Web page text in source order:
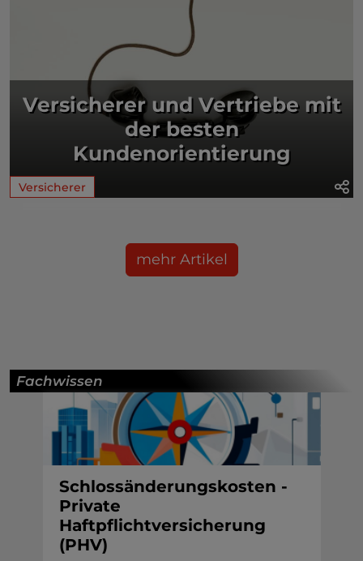
Versicherer und Vertriebe mit
der besten
Kundenorientierung
Versicherer
mehr Artikel
Fachwissen
Schlossänderungskosten -
Private
Haftpflichtversicherung
(PHV)